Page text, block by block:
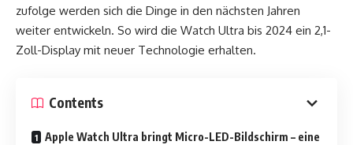
zufolge werden sich die Dinge in den nächsten Jahren
weiter entwickeln. So wird die Watch Ultra bis 2024 ein 2,1-
Zoll-Display mit neuer Technologie erhalten.
Contents
Apple Watch Ultra bringt Micro-LED-Bildschirm – eine